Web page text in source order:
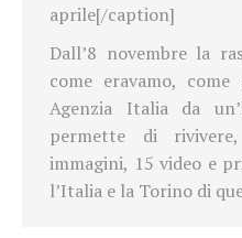
aprile[/caption]
Dall’8 novembre la
come eravamo,
Agenzia Italia da
permette di
immagini, 15 video e
l’Italia e la Torino di